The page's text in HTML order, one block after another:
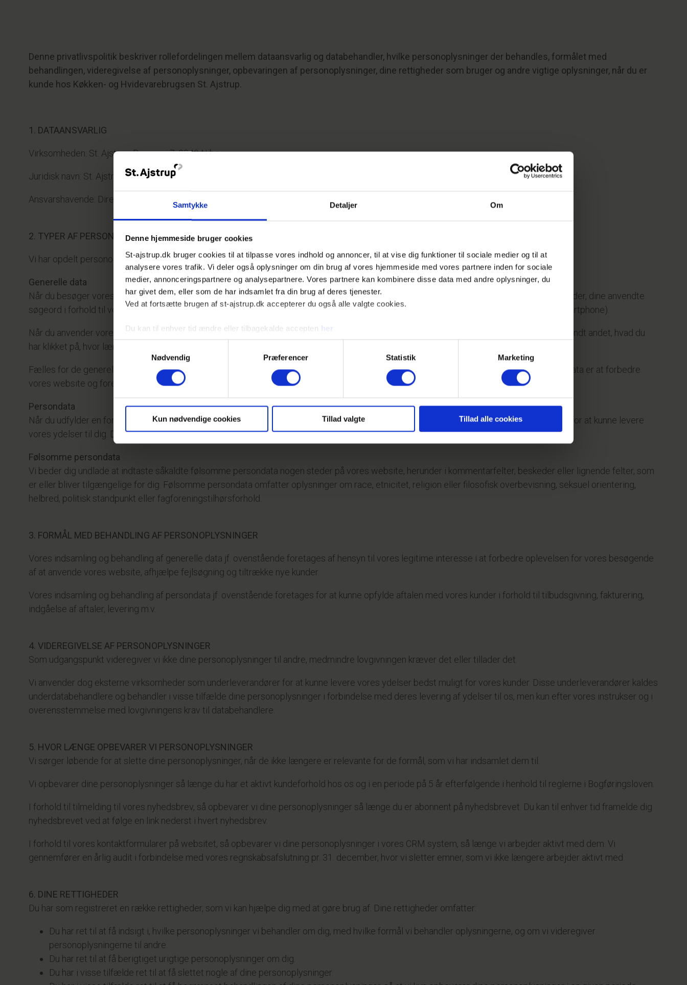
Samtykke Detaljer Om
Denne hjemmeside bruger cookies
St-ajstrup.dk bruger cookies til at tilpasse vores indhold og annoncer, til at vise dig funktioner til sociale medier og til at
analysere vores trafik. Vi deler også oplysninger om din brug af vores hjemmeside med vores partnere inden for sociale
medier, annonceringspartnere og analysepartnere. Vores partnere kan kombinere disse data med andre oplysninger, du
har givet dem, eller som de har indsamlet fra din brug af deres tjenester.
Ved at fortsætte brugen af st-ajstrup.dk accepterer du også alle valgte cookies.
Du kan til enhver tid ændre eller tilbagekalde accepten her
Samtykkevalg
Nødvendig
Præferencer Statistik Marketing
Kun nødvendige cookies Tillad valgte Tillad alle cookies
Denne privatlivspolitik beskriver rollefordelingen mellem dataansvarlig og databehandler, hvilke personoplysninger der behandles, formålet med
behandlingen, videregivelse af personoplysninger, opbevaringen af personoplysninger, dine rettigheder som bruger og andre vigtige oplysninger, når du er
kunde hos Køkken- og Hvidevarebrugsen St. Ajstrup.
1. DATAANSVARLIG
Virksomheden: St. Ajstrup, Brugsvej 7, 9240 Nibe.
Juridisk navn: St. Ajstrup Brugsforening, cvr. nr. 68820928.
Ansvarshavende: Direktør Claus Nielsen, claus@st-ajstrup.dk.
2. TYPER AF PERSONOPLYSNINGER
Vi har opdelt personoplysningerne i tre kategorier: Generelle data, persondata og følsomme persondata.
Generelle data
Når du besøger vores website st-ajstrup.dk indsamler vi oplysninger om dig via cookies. Disse oplysninger omfatter den browser du anvender, dine anvendte
søgeord i forhold til vores website, din IP-adresse og tekniske informationer om den enhed, som du har anvendt (computer, tablet eller smartphone).
Når du anvender vores website indsamler vi også oplysninger om dig via logging af din adfærd på websitet. Disse oplysninger omfatter blandt andet, hvad du
har klikket på, hvor længe du har været på en given side m.v.
Fælles for de generelle data er, at de ikke direkte og isoleret set kan identificere dig som person. Formålet med at behandle de generelle data er at forbedre
vores website og foretage målrettet markedsføring.
Persondata
Når du udfylder en formular på vores website, tilmelder dig vores nyhedsbrev eller bliver kunde hos os, så indsamler vi persondata om dig for at kunne levere
vores ydelser til dig. Disse oplysninger kan omfatte navn, adresse, e-mail og telefonnummer.
Følsomme persondata
Vi beder dig undlade at indtaste såkaldte følsomme persondata nogen steder på vores website, herunder i kommentarfelter, beskeder eller lignende felter, som
er eller bliver tilgængelige for dig. Følsomme persondata omfatter oplysninger om race, etnicitet, religion eller filosofisk overbevisning, seksuel orientering,
helbred, politisk standpunkt eller fagforeningstilhørsforhold.
3. FORMÅL MED BEHANDLING AF PERSONOPLYSNINGER
Vores indsamling og behandling af generelle data jf. ovenstående foretages af hensyn til vores legitime interesse i at forbedre oplevelsen for vores besøgende
af at anvende vores website, afhjælpe fejlsøgning og tiltrække nye kunder.
Vores indsamling og behandling af persondata jf. ovenstående foretages for at kunne opfylde aftalen med vores kunder i forhold til tilbudsgivning, fakturering,
indgåelse af aftaler, levering m.v.
4. VIDEREGIVELSE AF PERSONOPLYSNINGER
Som udgangspunkt videregiver vi ikke dine personoplysninger til andre, medmindre lovgivningen kræver det eller tillader det.
Vi anvender dog eksterne virksomheder som underleverandører for at kunne levere vores ydelser bedst muligt for vores kunder. Disse underleverandører kaldes
underdatabehandlere og behandler i visse tilfælde dine personoplysninger i forbindelse med deres levering af ydelser til os, men kun efter vores instrukser og i
overensstemmelse med lovgivningens krav til databehandlere.
5. HVOR LÆNGE OPBEVARER VI PERSONOPLYSNINGER
Vi sørger løbende for at slette dine personoplysninger, når de ikke længere er relevante for de formål, som vi har indsamlet dem til.
Vi opbevarer dine personoplysninger så længe du har et aktivt kundeforhold hos os og i en periode på 5 år efterfølgende i henhold til reglerne i Bogføringsloven.
I forhold til tilmelding til vores nyhedsbrev, så opbevarer vi dine personoplysninger så længe du er abonnent på nyhedsbrevet. Du kan til enhver tid framelde dig
nyhedsbrevet ved at følge en link nederst i hvert nyhedsbrev.
I forhold til vores kontaktformularer på websitet, så opbevarer vi dine personoplysninger i vores CRM system, så længe vi arbejder aktivt med dem. Vi
gennemfører en årlig audit i forbindelse med vores regnskabsafslutning pr. 31. december, hvor vi sletter emner, som vi ikke længere arbejder aktivt med.
6. DINE RETTIGHEDER
Du har som registreret en række rettigheder, som vi kan hjælpe dig med at gøre brug af. Dine rettigheder omfatter:
Du har ret til at få indsigt i, hvilke personoplysninger vi behandler om dig, med hvilke formål vi behandler oplysningerne, og om vi videregiver
personoplysningerne til andre.
Du har ret til at få berigtiget urigtige personoplysninger om dig.
Du har i visse tilfælde ret til at få slettet nogle af dine personoplysninger.